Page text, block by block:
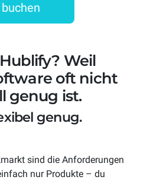
Weil
oft nicht
genug ist.
genug.
sind die Anforderungen
nur Produkte – du